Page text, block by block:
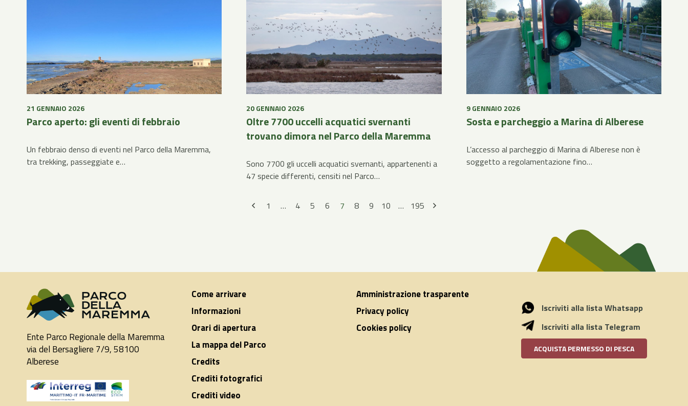
21 GENNAIO 2026
Parco aperto: gli eventi di febbraio
Un febbraio denso di eventi nel Parco della Maremma,
tra trekking, passeggiate e…
20 GENNAIO 2026
Oltre 7700 uccelli acquatici svernanti
trovano dimora nel Parco della Maremma
Sono 7700 gli uccelli acquatici svernanti, appartenenti a
47 specie differenti, censiti nel Parco…
9 GENNAIO 2026
Sosta e parcheggio a Marina di Alberese
L’accesso al parcheggio di Marina di Alberese non è
soggetto a regolamentazione fino…
1 … 4 5 6 7 8 9 10 … 195
Ente Parco Regionale della Maremma
via del Bersagliere 7/9, 58100
Alberese
Come arrivare
Informazioni
Orari di apertura
La mappa del Parco
Credits
Crediti fotografici
Crediti video
Amministrazione trasparente
Privacy policy
Cookies policy
Iscriviti alla lista Whatsapp
Iscriviti alla lista Telegram
ACQUISTA PERMESSO DI PESCA